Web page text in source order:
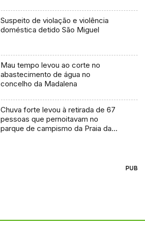
Suspeito de violação e violência
doméstica detido São Miguel
Mau tempo levou ao corte no
abastecimento de água no
concelho da Madalena
Chuva forte levou à retirada de 67
pessoas que pernoitavam no
parque de campismo da Praia da
PUB